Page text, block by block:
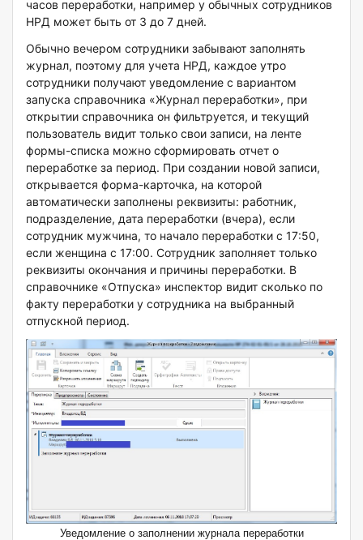
часов переработки, например у обычных сотрудников
НРД может быть от 3 до 7 дней.
Обычно вечером сотрудники забывают заполнять
журнал, поэтому для учета НРД, каждое утро
сотрудники получают уведомление с вариантом
запуска справочника «Журнал переработки», при
открытии справочника он фильтруется, и текущий
пользователь видит только свои записи, на ленте
формы-списка можно сформировать отчет о
переработке за период. При создании новой записи,
открывается форма-карточка, на которой
автоматически заполнены реквизиты: работник,
подразделение, дата переработки (вчера), если
сотрудник мужчина, то начало переработки с 17:50,
если женщина с 17:00. Сотрудник заполняет только
реквизиты окончания и причины переработки. В
справочнике «Отпуска» инспектор видит сколько по
факту переработки у сотрудника на выбранный
отпускной период.
Уведомление о заполнении журнала переработки